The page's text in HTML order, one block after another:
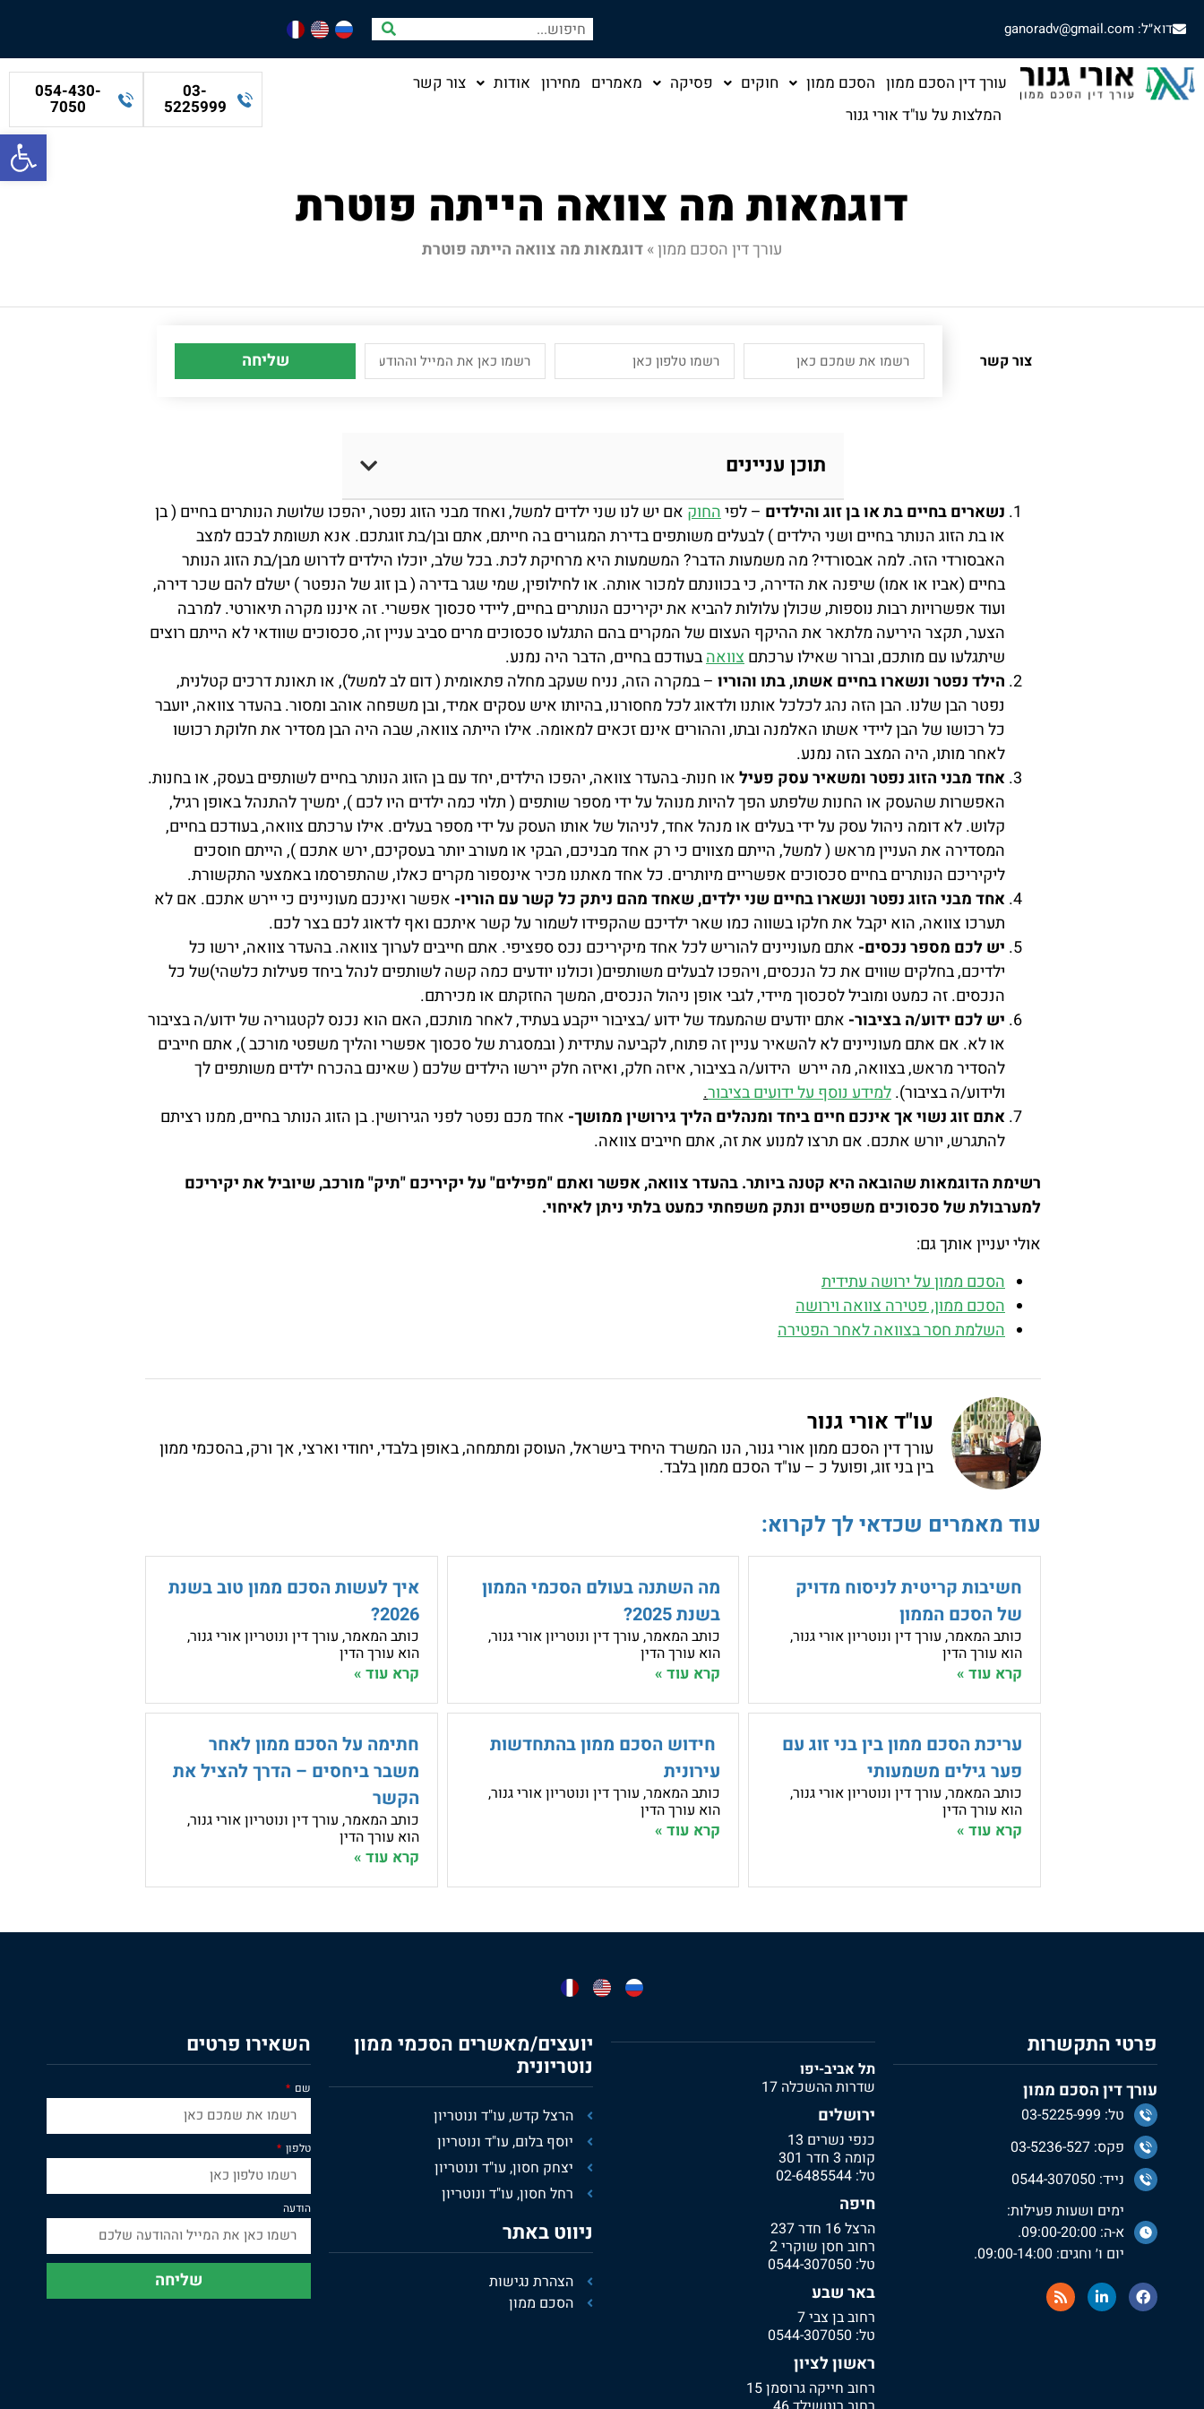
פתח
דוא״ל: ganoradv@gmail.com
עורך דין הסכם ממון הסכם ממון חוקים פסיקה מאמרים מחירון אודות
צור קשר
המלצות על עו"ד אורי גנור
03-
5225999
054-430-
7050
דוגמאות מה צוואה הייתה פוטרת
עורך דין הסכם ממון»דוגמאות מה צוואה הייתה פוטרת
צור קשר שליחה
תוכן עניינים
נשארים בחיים בת או בן זוג והילדים – לפיהחוק אם יש לנו שני ילדים למשל, ואחד מבני הזוג נפטר, יהפכו שלושת הנותרים בחיים ( בן
או בת הזוג הנותר בחיים ושני הילדים ) לבעלים משותפים בדירת המגורים בה חייתם, אתם ובן/בת זוגתכם. אנא תשומת לבכם למצב
האבסורדי הזה. למה אבסורדי? מה משמעות הדבר? המשמעות היא מרחיקת לכת. בכל שלב, יוכלו הילדים לדרוש מבן/בת הזוג הנותר
בחיים (אביו או אמו) שיפנה את הדירה, כי בכוונתם למכור אותה. או לחילופין, שמי שגר בדירה ( בן זוג של הנפטר ) ישלם להם שכר דירה,
ועוד אפשרויות רבות נוספות, שכולן עלולות להביא את יקיריכם הנותרים בחיים, ליידי סכסוך אפשרי. זה איננו מקרה תיאורטי. למרבה
הצער, תקצר היריעה מלתאר את ההיקף העצום של המקרים בהם התגלעו סכסוכים מרים סביב עניין זה, סכסוכים שוודאי לא הייתם רוצים
שיתגלעו עם מותכם, וברור שאילו ערכתםצוואהבעודכם בחיים, הדבר היה נמנע.
הילד נפטר ונשארו בחיים אשתו, בתו והוריו – במקרה הזה, נניח שעקב מחלה פתאומית ( דום לב למשל), או תאונת דרכים קטלנית,
נפטר הבן שלנו. הבן הזה נהג לכלכל אותנו ולדאוג לכל מחסורנו, בהיותו איש עסקים אמיד, ובן משפחה אוהב ומסור. בהעדר צוואה, יועבר
כל רכושו של הבן ליידי אשתו האלמנה ובתו, וההורים אינם זכאים למאומה. אילו הייתה צוואה, שבה היה הבן מסדיר את חלוקת רכושו
לאחר מותו, היה המצב הזה נמנע.
אחד מבני הזוג נפטר ומשאיר עסק פעילאו חנות- בהעדר צוואה, יהפכו הילדים, יחד עם בן הזוג הנותר בחיים לשותפים בעסק, או בחנות.
האפשרות שהעסק או החנות שלפתע הפך להיות מנוהל על ידי מספר שותפים ( תלוי כמה ילדים היו לכם ), ימשיך להתנהל באופן רגיל,
קלוש. לא דומה ניהול עסק על ידי בעלים או מנהל אחד, לניהול של אותו העסק על ידי מספר בעלים. אילו ערכתם צוואה, בעודכם בחיים,
המסדירה את העניין מראש ( למשל, הייתם מצווים כי רק אחד מבניכם, הבקי או מעורב יותר בעסקיכם, ירש אתכם ), הייתם חוסכים
ליקיריכם הנותרים בחיים סכסוכים אפשריים מיותרים. כל אחד מאתנו מכיר אינספור מקרים כאלו, שהתפרסמו באמצעי התקשורת.
אחד מבני הזוג נפטר ונשארו בחיים שני ילדים, שאחד מהם ניתק כל קשר עם הוריו- אפשר ואינכם מעוניינים כי יירש אתכם. אם לא
תערכו צוואה, הוא יקבל את חלקו בשווה כמו שאר ילדיכם שהקפידו לשמור על קשר איתכם ואף לדאוג לכם בצר לכם.
יש לכם מספר נכסים- אתם מעוניינים להוריש לכל אחד מיקיריכם נכס ספציפי. אתם חייבים לערוך צוואה. בהעדר צוואה, ירשו כל
ילדיכם, בחלקים שווים את כל הנכסים, ויהפכו לבעלים משותפים( וכולנו יודעים כמה קשה לשותפים לנהל ביחד פעילות כלשהי)של כל
הנכסים. זה כמעט ומוביל לסכסוך מיידי, לגבי אופן ניהול הנכסים, המשך החזקתם או מכירתם.
יש לכם ידוע/ה בציבור- אתם יודעים שהמעמד של ידוע /בציבור ייקבע בעתיד, לאחר מותכם, האם הוא נכנס לקטגוריה של ידוע/ה בציבור
או לא. אם אתם מעוניינים לא להשאיר עניין זה פתוח, לקביעה עתידית ( ובמסגרת של סכסוך אפשרי והליך משפטי מורכב ), אתם חייבים
להסדיר מראש, בצוואה, מה יירש הידוע/ה בציבור, איזה חלק, ואיזה חלק יירשו הילדים שלכם ( שאינם בהכרח ילדים משותפים לך
ולידוע/ה בציבור).למידע נוסף על ידועים בציבור.
אתם זוג נשוי אך אינכם חיים ביחד ומנהלים הליך גירושין ממושך- אחד מכם נפטר לפני הגירושין. בן הזוג הנותר בחיים, ממנו רציתם
להתגרש, יורש אתכם. אם תרצו למנוע את זה, אתם חייבים צוואה.
רשימת הדוגמאות שהובאה היא קטנה ביותר. בהעדר צוואה, אפשר ואתם "מפילים" על יקיריכם "תיק" מורכב, שיוביל את יקיריכם
למערבולת של סכסוכים משפטיים ונתק משפחתי כמעט בלתי ניתן לאיחוי.
אולי יעניין אותך גם:
הסכם ממון על ירושה עתידית
הסכם ממון, פטירה צוואה וירושה
השלמת חסר בצוואה לאחר הפטירה
עו"ד אורי גנור
עורך דין הסכם ממון אורי גנור, הנו המשרד היחיד בישראל, העוסק ומתמחה, באופן בלבדי, יחודי וארצי, אך ורק, בהסכמי ממון
בין בני זוג, ופועל כ – עו"ד הסכם ממון בלבד.
עוד מאמרים שכדאי לך לקרוא:
חשיבות קריטית לניסוח מדויק
של הסכם הממון
כותב המאמר, עורך דין ונוטריון אורי גנור,
הוא עורך הדין
קרא עוד »
מה השתנה בעולם הסכמי הממון
בשנת 2025?
כותב המאמר, עורך דין ונוטריון אורי גנור,
הוא עורך הדין
קרא עוד »
איך לעשות הסכם ממון טוב בשנת
2026?
כותב המאמר, עורך דין ונוטריון אורי גנור,
הוא עורך הדין
קרא עוד »
עריכת הסכם ממון בין בני זוג עם
פער גילים משמעותי
כותב המאמר, עורך דין ונוטריון אורי גנור,
הוא עורך הדין
קרא עוד »
חידוש הסכם ממון בהתחדשות
עירונית
כותב המאמר, עורך דין ונוטריון אורי גנור,
הוא עורך הדין
קרא עוד »
חתימה על הסכם ממון לאחר
משבר ביחסים – הדרך להציל את
הקשר
כותב המאמר, עורך דין ונוטריון אורי גנור,
הוא עורך הדין
קרא עוד »
פרטי התקשרות
עורך דין הסכם ממון
טל: 03-5225-999
פקס: 03-5236-527
נייד: 0544-307050
ימים ושעות פעילות:
א-ה: 09:00-20:00.
יום ו׳ וחגים: 09:00-14:00.
תל אביב-יפו
שדרות ההשכלה 17
ירושלים
כנפי נשרים 13
קומה 3 חדר 301
טל: 02-6485544
חיפה
הרצל 16 חדר 237
רחוב חסן שוקרי 2
טל: 0544-307050
באר שבע
רחוב בן צבי 7
טל: 0544-307050
ראשון לציון
רחוב חייקה גרוסמן 15
יועצים/מאשרים הסכמי ממון
נוטריונית
הרצל קדש, עו"ד ונוטריון
יוסף בלום, עו"ד ונוטריון
יצחק חסון, עו"ד ונוטריון
רחל חסון, עו"ד ונוטריון
ניווט באתר
הצהרת נגישות
הסכם ממון
השאירו פרטים
שם
טלפון
הודעה
שליחה